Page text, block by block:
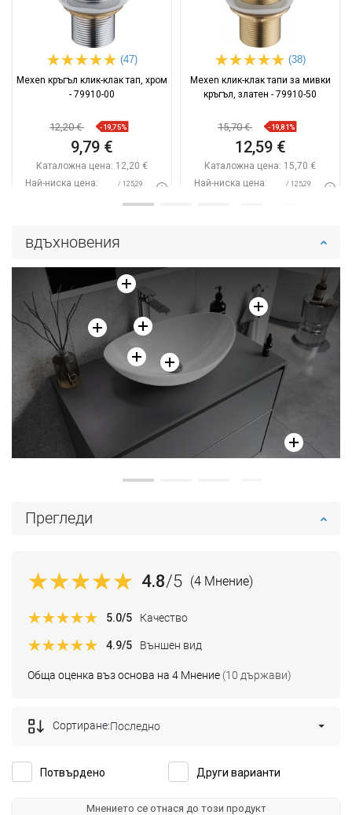
(47)
Mexen кръгъл клик-клак тап, хром
- 79910-00
12,20 € -19,75%
9,79 €
Каталожна цена: 12,20 €
Най-ниска цена:
/ 125,29
Добави в количката
favorite_border Любима
Сравнете
(38)
Mexen клик-клак тапи за мивки
кръгъл, златен - 79910-50
15,70 € -19,81%
12,59 €
Каталожна цена: 15,70 €
Най-ниска цена:
/ 125,29
Добави в количката
favorite_border Любима
Сравнете
вдъхновения
Прегледи
4.8/5 (4 Мнение)
Обща оценка въз основа на 4 Мнение (10 държави)
5.0/5 Качество
4.9/5 Външен вид
Потвърдено Други варианти
Сортиране:Последно
Мнението се отнася до този продукт